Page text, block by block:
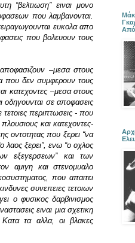
“βελτιωση” ειναι μονο
που λαμβανονται.
ευκολα απο
που βολευουν τους
–μεσα στους
που δεν συμφερουν τους
κατεχοντες –μεσα στους
οδηγουνται σε αποφασεις
περιπτωσεις - που
και κατεχοντες-
οντοτητας που ξερει “να
λαος ξερει”, ενω “ο οχλος
εξεγερσεων” και των
αμιγη και στενομυαλο
που απαιτει
συνεπειες τετοιων
ο φυσικος δαρβινισμος
ειναι μια σχετικη
τα αλλα, οι βλακες